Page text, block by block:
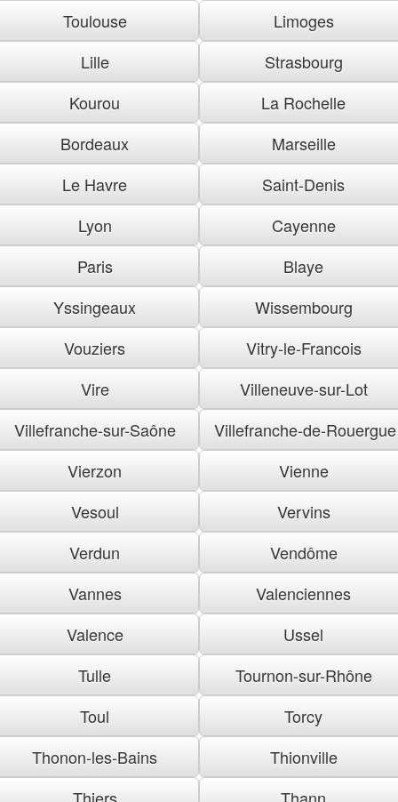
Toulouse
Limoges
Lille
Strasbourg
Kourou
La Rochelle
Bordeaux
Marseille
Le Havre
Saint-Denis
Lyon
Cayenne
Paris
Blaye
Yssingeaux
Wissembourg
Vouziers
Vitry-le-Francois
Vire
Villeneuve-sur-Lot
Villefranche-sur-Saône
Villefranche-de-Rouergue
Vierzon
Vienne
Vesoul
Vervins
Verdun
Vendôme
Vannes
Valenciennes
Valence
Ussel
Tulle
Tournon-sur-Rhône
Toul
Torcy
Thonon-les-Bains
Thionville